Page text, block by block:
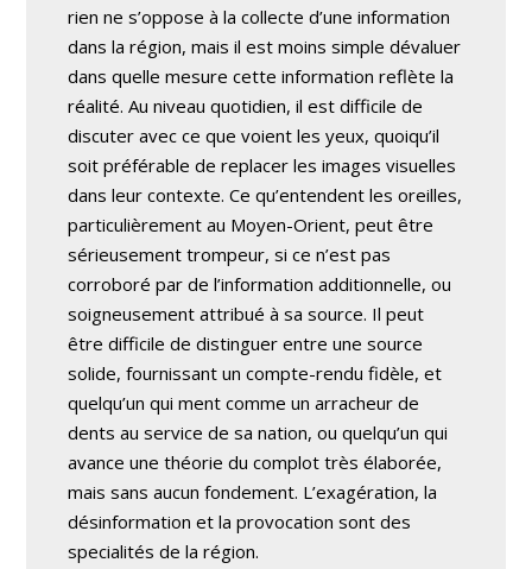
rien ne s’oppose à la collecte d’une information
dans la région, mais il est moins simple dévaluer
dans quelle mesure cette information reflète la
réalité. Au niveau quotidien, il est difficile de
discuter avec ce que voient les yeux, quoiqu’il
soit préférable de replacer les images visuelles
dans leur contexte. Ce qu’entendent les oreilles,
particulièrement au Moyen-Orient, peut être
sérieusement trompeur, si ce n’est pas
corroboré par de l’information additionnelle, ou
soigneusement attribué à sa source. Il peut
être difficile de distinguer entre une source
solide, fournissant un compte-rendu fidèle, et
quelqu’un qui ment comme un arracheur de
dents au service de sa nation, ou quelqu’un qui
avance une théorie du complot très élaborée,
mais sans aucun fondement. L’exagération, la
désinformation et la provocation sont des
specialités de la région.